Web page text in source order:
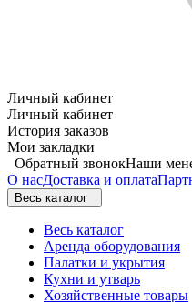
Личный кабинет
Личный кабинет
История заказов
Мои закладки
Обратный звонокНаши
О насДоставка и оплата
Весь каталог
Весь каталог
Аренда оборудования
Палатки и укрытия
Кухни и утварь
Хозяйственные товары